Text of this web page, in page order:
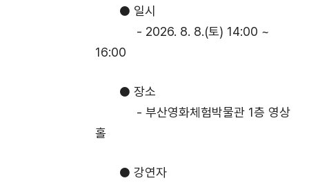
● 일시
- 2026. 8. 8.(토) 14:00 ~
16:00
● 장소
- 부산영화체험박물관 1층 영상
홀
● 강연자